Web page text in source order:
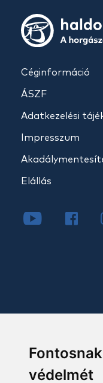
védelmét
Céginformáció
ÁSZF
Adatkezelési
Impresszum
Elállás